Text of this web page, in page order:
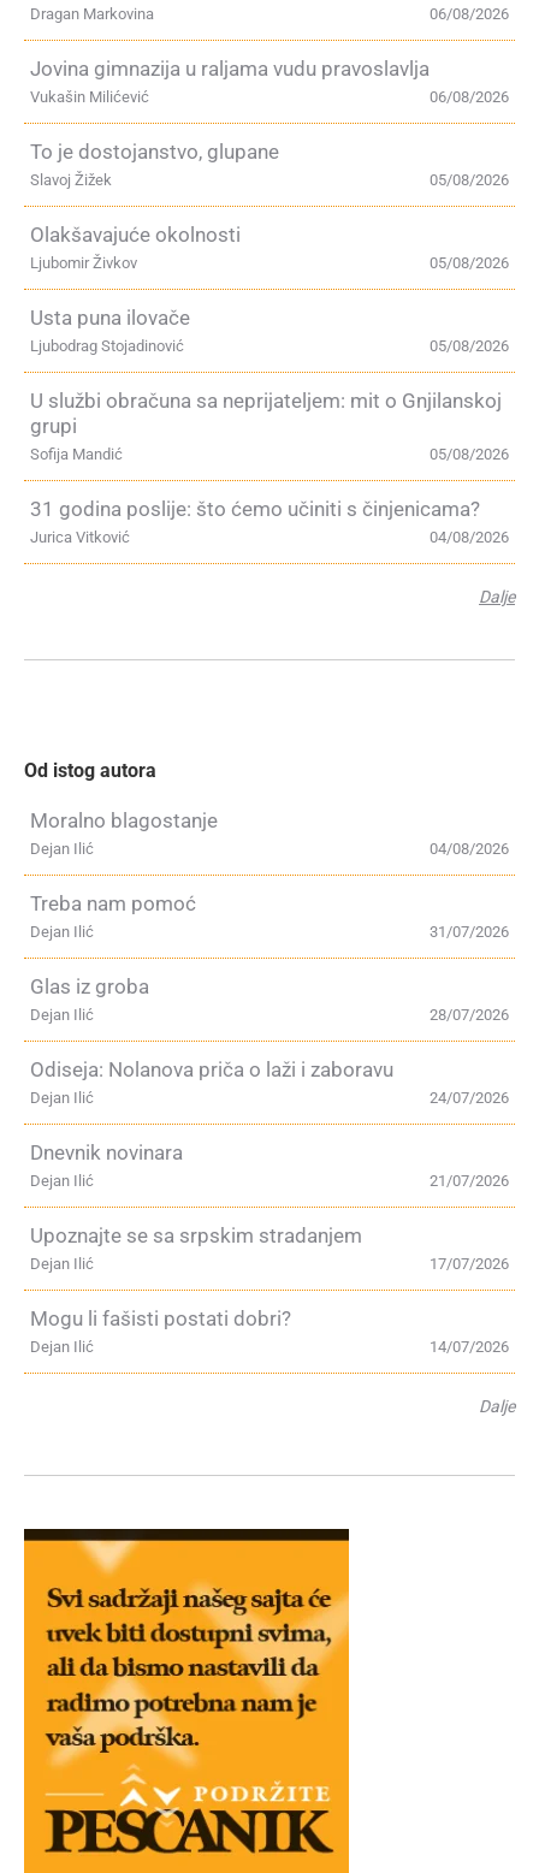
06/08/2026
Dragan Markovina
Jovina gimnazija u raljama vudu pravoslavlja
06/08/2026
Vukašin Milićević
To je dostojanstvo, glupane
05/08/2026
Slavoj Žižek
Olakšavajuće okolnosti
05/08/2026
Ljubomir Živkov
Usta puna ilovače
05/08/2026
Ljubodrag Stojadinović
U službi obračuna sa neprijateljem: mit o Gnjilanskoj
grupi
05/08/2026
Sofija Mandić
31 godina poslije: što ćemo učiniti s činjenicama?
04/08/2026
Jurica Vitković
Dalje
Od istog autora
Moralno blagostanje
04/08/2026
Dejan Ilić
Treba nam pomoć
31/07/2026
Dejan Ilić
Glas iz groba
28/07/2026
Dejan Ilić
Odiseja: Nolanova priča o laži i zaboravu
24/07/2026
Dejan Ilić
Dnevnik novinara
21/07/2026
Dejan Ilić
Upoznajte se sa srpskim stradanjem
17/07/2026
Dejan Ilić
Mogu li fašisti postati dobri?
14/07/2026
Dejan Ilić
Dalje